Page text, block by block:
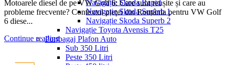
Navigație Skoda Rapid
Navigație Skoda Superb 1
Navigație Skoda Superb 2
Navigație Toyota Avensis T25
Portbagaj Plafon Auto
Sub 350 Litri
Peste 350 Litri
Motoarele diesel de pe VW Golf 6: Care sunt reușite și care au
probleme frecvente? Contextul pieței din România pentru VW Golf
6 diese...
Continue reading